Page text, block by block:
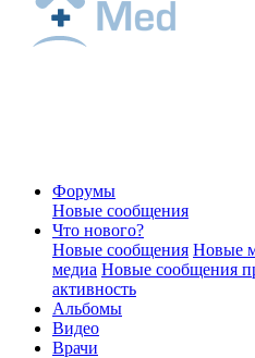
Форумы
Новые сообщения
Что нового?
Новые сообщения Новые
медиа Новые сообщения
активность
Альбомы
Видео
Врачи